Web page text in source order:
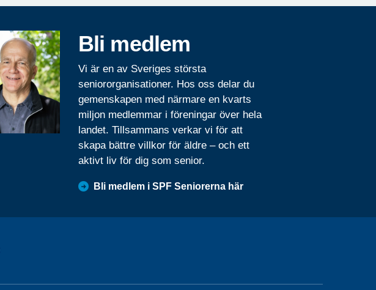
Bli medlem
Vi är en av Sveriges största
seniororganisationer. Hos oss delar du
gemenskapen med närmare en kvarts
miljon medlemmar i föreningar över hela
landet. Tillsammans verkar vi för att
skapa bättre villkor för äldre – och ett
aktivt liv för dig som senior.
Bli medlem i SPF Seniorerna här